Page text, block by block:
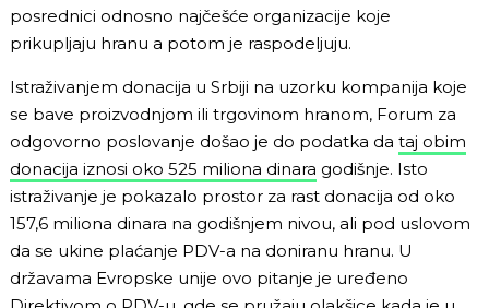
posrednici odnosno najčešće organizacije koje
prikupljaju hranu a potom je raspodeljuju.
Istraživanjem donacija u Srbiji na uzorku kompanija koje
se bave proizvodnjom ili trgovinom hranom, Forum za
odgovorno poslovanje došao je do podatka da taj obim
donacija iznosi oko 525 miliona dinara godišnje. Isto
istraživanje je pokazalo prostor za rast donacija od oko
157,6 miliona dinara na godišnjem nivou, ali pod uslovom
da se ukine plaćanje PDV-a na doniranu hranu. U
državama Evropske unije ovo pitanje je uređeno